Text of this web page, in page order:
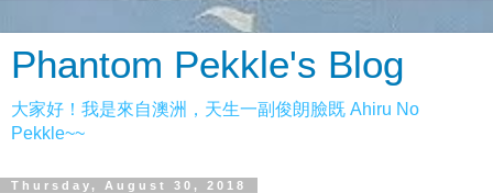
Phantom Pekkle's Blog
大家好！我是來自澳洲，天生一副俊朗臉既 Ahiru No
Pekkle~~
Thursday, August 30, 2018